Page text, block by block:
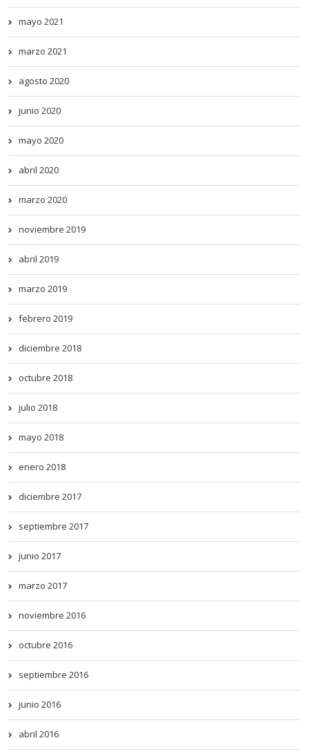
mayo 2021
marzo 2021
agosto 2020
junio 2020
mayo 2020
abril 2020
marzo 2020
noviembre 2019
abril 2019
marzo 2019
febrero 2019
diciembre 2018
octubre 2018
julio 2018
mayo 2018
enero 2018
diciembre 2017
septiembre 2017
junio 2017
marzo 2017
noviembre 2016
octubre 2016
septiembre 2016
junio 2016
abril 2016